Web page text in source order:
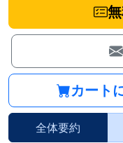
カート
全体要約